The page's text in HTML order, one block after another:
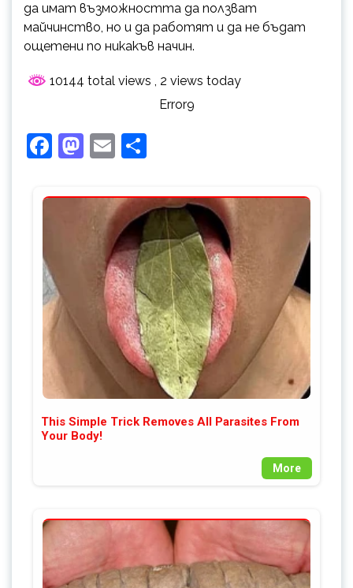
да имат възможността да ползват
майчинство, но и да работят и да не бъдат
ощетени по никакъв начин.
10144 total views , 2 views today
Error9
Facebook
Mastodon
Email
This Simple Trick Removes All Parasites From
Your Body!
More